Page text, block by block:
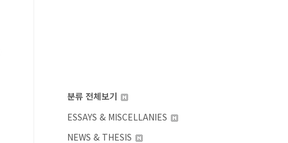
분류 전체보기
ESSAYS & MISCELLANIES
NEWS & THESIS